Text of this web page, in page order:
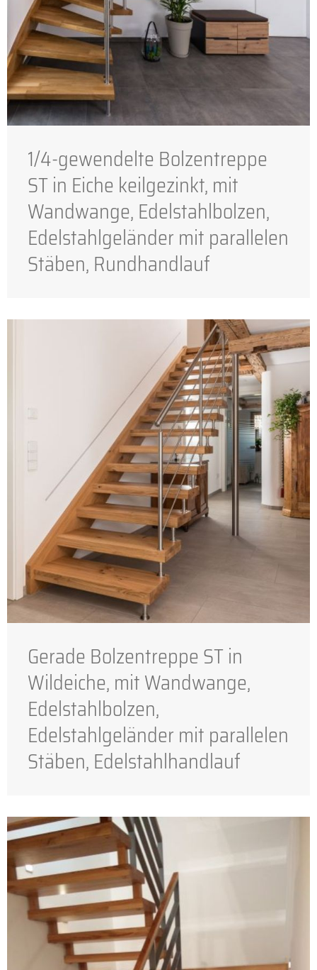
1/4-gewendelte Bolzentreppe
ST in Eiche keilgezinkt, mit
Wandwange, Edelstahlbolzen,
Edelstahlgeländer mit parallelen
Stäben, Rundhandlauf
Gerade Bolzentreppe ST in
Wildeiche, mit Wandwange,
Edelstahlbolzen,
Edelstahlgeländer mit parallelen
Stäben, Edelstahlhandlauf